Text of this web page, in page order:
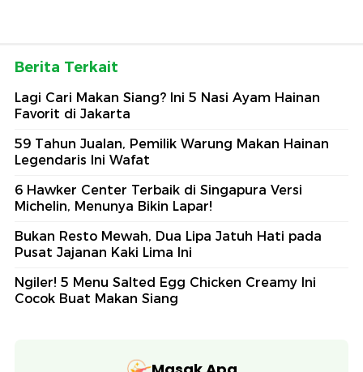
Berita Terkait
Lagi Cari Makan Siang? Ini 5 Nasi Ayam Hainan
Favorit di Jakarta
59 Tahun Jualan, Pemilik Warung Makan Hainan
Legendaris Ini Wafat
6 Hawker Center Terbaik di Singapura Versi
Michelin, Menunya Bikin Lapar!
Bukan Resto Mewah, Dua Lipa Jatuh Hati pada
Pusat Jajanan Kaki Lima Ini
Ngiler! 5 Menu Salted Egg Chicken Creamy Ini
Cocok Buat Makan Siang